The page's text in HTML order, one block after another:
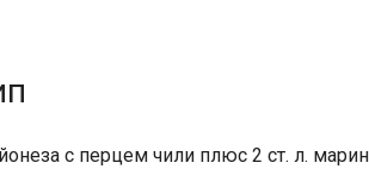
с перцем чили плюс 2 ст. л.